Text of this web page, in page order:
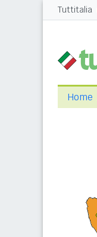
Tuttitalia
Home